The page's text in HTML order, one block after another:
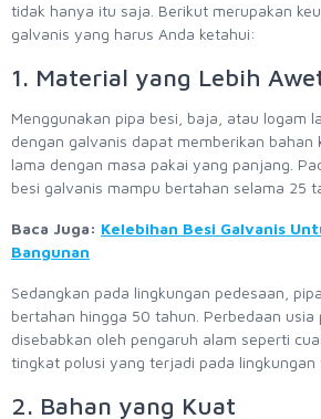
tidak hanya itu saja. Berikut merupakan
galvanis yang harus Anda ketahui:
1. Material yang Lebih
Menggunakan pipa besi, baja, atau logam
dengan galvanis dapat memberikan bahan
lama dengan masa pakai yang panjang.
besi galvanis mampu bertahan selama 25
Baca Juga: Kelebihan Besi Galvanis
Bangunan
Sedangkan pada lingkungan pedesaan,
bertahan hingga 50 tahun. Perbedaan usia
disebabkan oleh pengaruh alam seperti
tingkat polusi yang terjadi pada lingkungan
2. Bahan yang Kuat